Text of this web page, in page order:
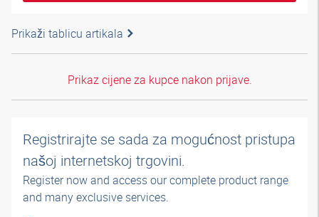
Prikaži tablicu artikala
Prikaz cijene za kupce nakon prijave.
Registrirajte se sada za mogućnost pristupa
našoj internetskoj trgovini.
Register now and access our complete product range
and many exclusive services.